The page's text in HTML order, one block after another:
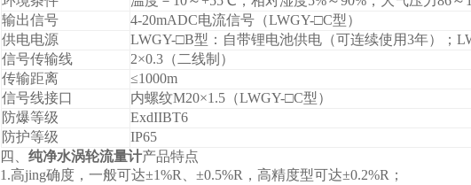
输出信号
4-20mADC电流信号（LWGY-□C型）
供电电源
LWGY-□B型：自带锂电池供电（可连续使用3年）；
信号传输线
2×0.3（二线制）
传输距离
≤1000m
信号线接口
内螺纹M20×1.5（LWGY-□C型）
防爆等级
ExdIIBT6
防护等级
IP65
四、 纯净水涡轮流量计产品特点
1.高jing确度，一般可达±1%R、±0.5%R，高精度型可达±0.2%R；